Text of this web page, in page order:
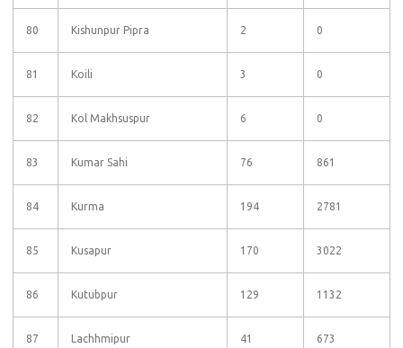
80 Kishunpur Pipra 2 0
81 Koili 3 0
82 Kol Makhsuspur 6 0
83 Kumar Sahi 76 861
84 Kurma 194 2781
85 Kusapur 170 3022
86 Kutubpur 129 1132
87 Lachhmipur 41 673